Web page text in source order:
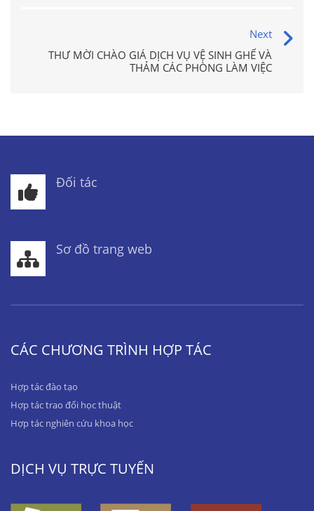
Next
THƯ MỜI CHÀO GIÁ DỊCH VỤ VỆ SINH GHẾ VÀ
THẢM CÁC PHÒNG LÀM VIỆC
Đối tác
Sơ đồ trang web
CÁC CHƯƠNG TRÌNH HỢP TÁC
Hợp tác đào tạo
Hợp tác trao đổi học thuật
Hợp tác nghiên cứu khoa học
DỊCH VỤ TRỰC TUYẾN